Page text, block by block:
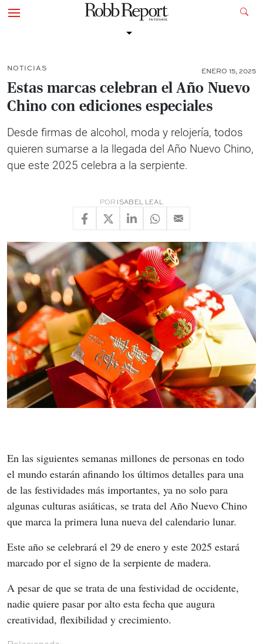
NOTICIAS ENERO 15, 2025
Estas marcas celebran el Año Nuevo
Chino con ediciones especiales
Desde firmas de alcohol, moda y relojería, todos
quieren sumarse a la llegada del Año Nuevo Chino,
que este 2025 celebra a la serpiente.
POR ISABEL LEAL
En las siguientes semanas millones de personas en todo
el mundo estarán afinando los últimos detalles para una
de las festividades más importantes, ya no solo para
algunas culturas asiáticas, se trata del Año Nuevo Chino
que marca la primera luna nueva del calendario lunar.
Este año se celebrará el 29 de enero y este 2025 estará
marcado por el signo de la serpiente de madera.
A pesar de que se trata de una festividad de occidente,
nadie quiere pasar por alto esta fecha que augura
creatividad, flexibilidad y crecimiento.